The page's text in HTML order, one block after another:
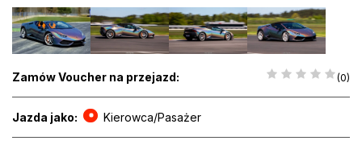
Zamów Voucher na przejazd: (0)
Jazda jako: Kierowca/Pasażer